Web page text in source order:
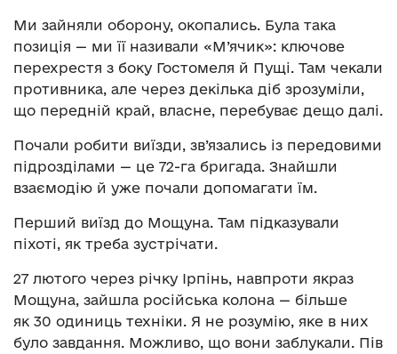
Ми зайняли оборону, окопались. Була така
позиція — ми її називали «М’ячик»: ключове
перехрестя з боку Гостомеля й Пущі. Там чекали
противника, але через декілька діб зрозуміли,
що передній край, власне, перебуває дещо далі.
Почали робити виїзди, зв’язались із передовими
підрозділами — це 72-га бригада. Знайшли
взаємодію й уже почали допомагати їм.
Перший виїзд до Мощуна. Там підказували
піхоті, як треба зустрічати.
27 лютого через річку Ірпінь, навпроти якраз
Мощуна, зайшла російська колона — більше
як 30 одиниць техніки. Я не розумію, яке в них
було завдання. Можливо, що вони заблукали. Пів